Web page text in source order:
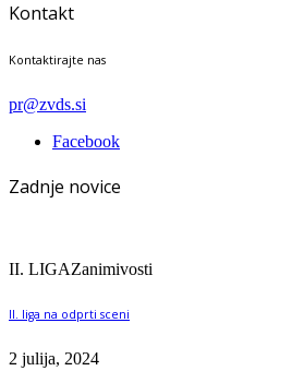
Kontakt
Kontaktirajte nas
pr@zvds.si
Facebook
Zadnje novice
II. LIGAZanimivosti
II. liga na odprti sceni
2 julija, 2024